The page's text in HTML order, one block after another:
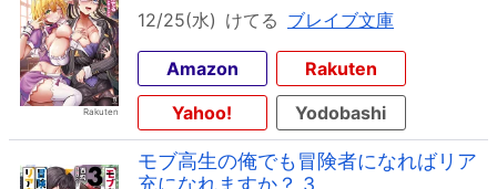
12/25(水) けてる ブレイブ文庫
Amazon
Rakuten
Yahoo!
Yodobashi
モブ高生の俺でも冒険者になればリア
充になれますか？ 3